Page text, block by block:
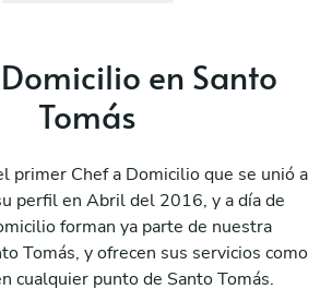
en Santo
Tomás
primer Chef a Domicilio que se unió a
perfil en Abril del 2016, y a día de
forman ya parte de nuestra
Tomás, y ofrecen sus servicios como
cualquier punto de Santo Tomás.